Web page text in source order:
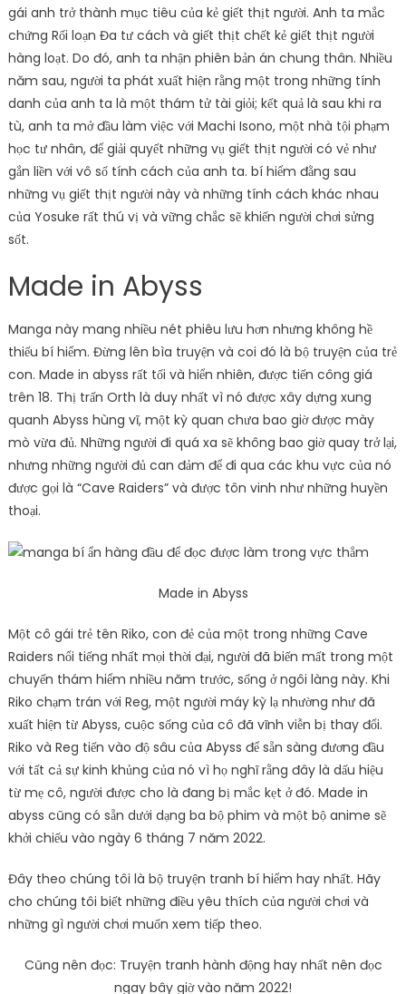
gái anh trở thành mục tiêu của kẻ giết thịt người. Anh ta mắc
chứng Rối loạn Đa tư cách và giết thịt chết kẻ giết thịt người
hàng loạt. Do đó, anh ta nhận phiên bản án chung thân. Nhiều
năm sau, người ta phát xuất hiện rằng một trong những tính
danh của anh ta là một thám tử tài giỏi; kết quả là sau khi ra
tù, anh ta mở đầu làm việc với Machi Isono, một nhà tội phạm
học tư nhân, để giải quyết những vụ giết thịt người có vẻ như
gắn liền với vô số tính cách của anh ta. bí hiểm đằng sau
những vụ giết thịt người này và những tính cách khác nhau
của Yosuke rất thú vị và vững chắc sẽ khiến người chơi sửng
sốt.
Made in Abyss
Manga này mang nhiều nét phiêu lưu hơn nhưng không hề
thiếu bí hiểm. Đừng lên bìa truyện và coi đó là bộ truyện của trẻ
con. Made in abyss rất tối và hiển nhiên, được tiến công giá
trên 18. Thị trấn Orth là duy nhất vì nó được xây dựng xung
quanh Abyss hùng vĩ, một kỳ quan chưa bao giờ được mày
mò vừa đủ. Những người đi quá xa sẽ không bao giờ quay trở lại,
nhưng những người đủ can đảm để đi qua các khu vực của nó
được gọi là “Cave Raiders” và được tôn vinh như những huyền
thoại.
Made in Abyss
Một cô gái trẻ tên Riko, con đẻ của một trong những Cave
Raiders nổi tiếng nhất mọi thời đại, người đã biến mất trong một
chuyến thám hiểm nhiều năm trước, sống ở ngôi làng này. Khi
Riko chạm trán với Reg, một người máy kỳ lạ nhường như đã
xuất hiện từ Abyss, cuộc sống của cô đã vĩnh viễn bị thay đổi.
Riko và Reg tiến vào độ sâu của Abyss để sẵn sàng đương đầu
với tất cả sự kinh khủng của nó vì họ nghĩ rằng đây là dấu hiệu
từ mẹ cô, người được cho là đang bị mắc kẹt ở đó. Made in
abyss cũng có sẵn dưới dạng ba bộ phim và một bộ anime sẽ
khởi chiếu vào ngày 6 tháng 7 năm 2022.
Đây theo chúng tôi là bộ truyện tranh bí hiểm hay nhất. Hãy
cho chúng tôi biết những điều yêu thích của người chơi và
những gì người chơi muốn xem tiếp theo.
Cũng nên đọc: Truyện tranh hành động hay nhất nên đọc
ngay bây giờ vào năm 2022!